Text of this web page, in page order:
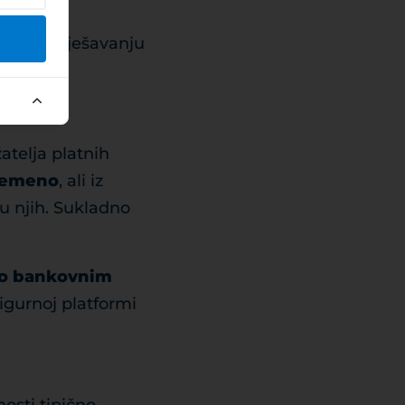
o rješavanju
platnih
, ali iz
njih. Sukladno
bankovnim
platformi